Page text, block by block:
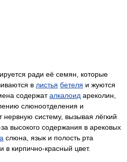
ради её семян, которые
в листья бетеля и жуются
содержаталкалоид ареколин,
слюноотделения и
нервную систему, вызывая лёгкий
высокого содержания в арековых
слюна, язык и полость рта
кирпично-красный цвет.